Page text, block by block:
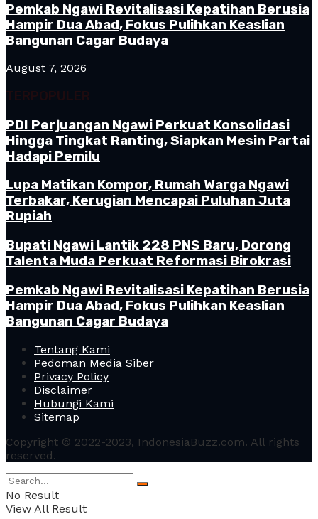
Pemkab Ngawi Revitalisasi Kepatihan Berusia
Hampir Dua Abad, Fokus Pulihkan Keaslian
Bangunan Cagar Budaya
August 7, 2026
TERPOPULER
PDI Perjuangan Ngawi Perkuat Konsolidasi
Hingga Tingkat Ranting, Siapkan Mesin Partai
Hadapi Pemilu
Lupa Matikan Kompor, Rumah Warga Ngawi
Terbakar, Kerugian Mencapai Puluhan Juta
Rupiah
Bupati Ngawi Lantik 228 PNS Baru, Dorong
Talenta Muda Perkuat Reformasi Birokrasi
Pemkab Ngawi Revitalisasi Kepatihan Berusia
Hampir Dua Abad, Fokus Pulihkan Keaslian
Bangunan Cagar Budaya
Tentang Kami
Pedoman Media Siber
Privacy Policy
Disclaimer
Hubungi Kami
Sitemap
Copyright © 2022-2023, IndonesiaBuzz.com. All rights
reserved.
No Result
View All Result